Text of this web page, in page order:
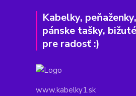
Kabelky,
pánske tašky,
pre radosť :)
www.kabelky1.sk